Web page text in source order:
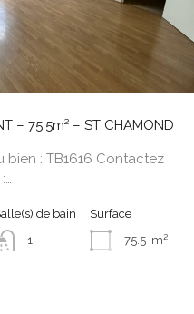
– 75.5m² – ST CHAMOND
bien : TB1616 Contactez
de bain
1
Surface
75.5 m²